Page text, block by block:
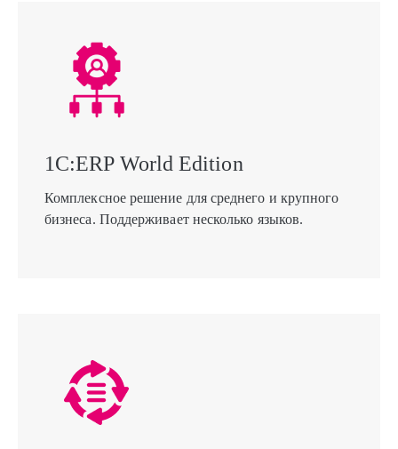
1С:ERP World Edition
Комплексное решение для среднего и крупного
бизнеса. Поддерживает несколько языков.